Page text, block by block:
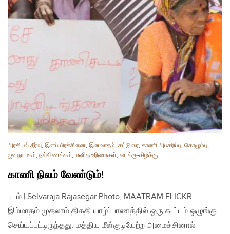
அரசியல் தீர்வு, இனப் பிரச்சினை, இனவாதம், கட்டுரை, காணி அபகரிப்பு, கொழும்பு,
ஜனநாயகம், நல்லிணக்கம், மனித உரிமைகள், வடக்கு-கிழக்கு
காணி நிலம் வேண்டும்!
படம் | Selvaraja Rajasegar Photo, MAATRAM FLICKR
இம்மாதம் முதலாம் திகதி யாழ்ப்பாணத்தில் ஒரு கூட்டம் ஒழுங்கு
செய்யப்பட்டிருந்தது. மத்திய மீள்குடியேற்ற அமைச்சினால்